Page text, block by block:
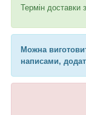
Термін доставки
Можна
написами,